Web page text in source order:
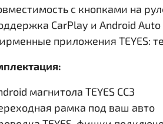
с кнопками на
CarPlay и Android
приложения TEYES:
магнитола TEYES CC3
рамка под ваш авто